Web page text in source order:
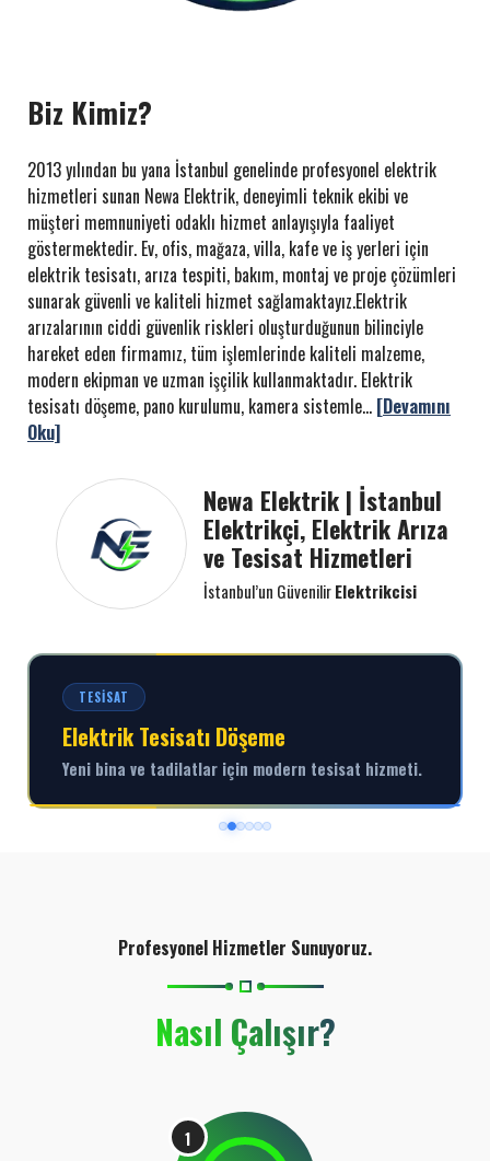
Biz Kimiz?
2013 yılından bu yana İstanbul genelinde profesyonel elektrik
hizmetleri sunan Newa Elektrik, deneyimli teknik ekibi ve
müşteri memnuniyeti odaklı hizmet anlayışıyla faaliyet
göstermektedir. Ev, ofis, mağaza, villa, kafe ve iş yerleri için
elektrik tesisatı, arıza tespiti, bakım, montaj ve proje çözümleri
sunarak güvenli ve kaliteli hizmet sağlamaktayız.Elektrik
arızalarının ciddi güvenlik riskleri oluşturduğunun bilinciyle
hareket eden firmamız, tüm işlemlerinde kaliteli malzeme,
modern ekipman ve uzman işçilik kullanmaktadır. Elektrik
tesisatı döşeme, pano kurulumu, kamera sistemle... [Devamını
Oku]
Newa Elektrik | İstanbul
Elektrikçi, Elektrik Arıza
ve Tesisat Hizmetleri
İstanbul’un GüvenilirElektrikcisi
TESISAT
Elektrik Tesisatı Döşeme
Yeni bina ve tadilatlar için modern tesisat hizmeti.
Profesyonel Hizmetler Sunuyoruz.
Nasıl Çalışır?
1